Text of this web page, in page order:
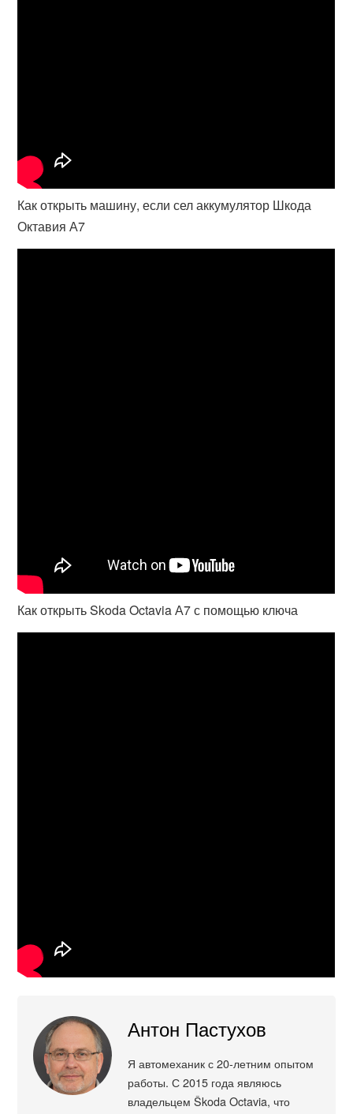
Как открыть машину, если сел аккумулятор Шкода
Октавия А7
Как открыть Skoda Octavia А7 с помощью ключа
Антон Пастухов
Я автомеханик с 20-летним опытом
работы. С 2015 года являюсь
владельцем Škoda Octavia, что